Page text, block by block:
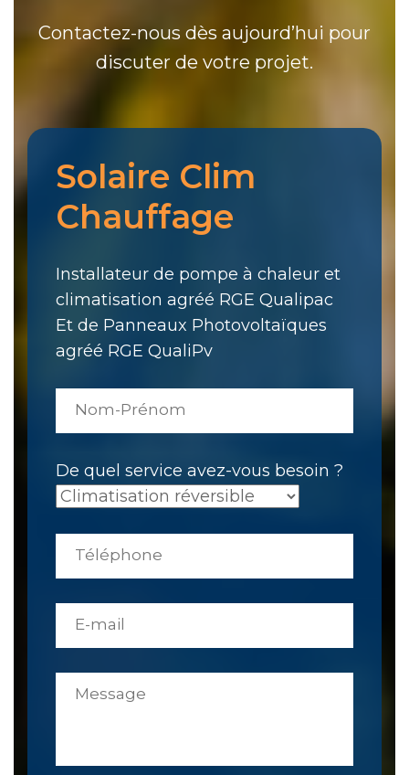
Contactez-nous dès aujourd’hui pour
discuter de votre projet.
Solaire Clim
Chauffage
Installateur de pompe à chaleur et
climatisation agréé RGE Qualipac
Et de Panneaux Photovoltaïques
agréé RGE QualiPv
De quel service avez-vous besoin ?